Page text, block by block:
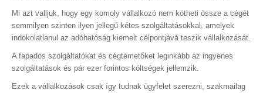
Mi azt valljuk, hogy egy komoly vállalkozó nem kötheti össze a cégét
semmilyen szinten ilyen jellegű kétes szolgáltatásokkal, amelyek
indokolatlanul az adóhatóság kiemelt célpontjává teszik vállalkozását.
A fapados szolgáltatókat és cégtemetőket leginkább az ingyenes
szolgáltatások és pár ezer forintos költségek jellemzik.
Ezek a vállalkozások csak így tudnak ügyfelet szerezni, szakmailag